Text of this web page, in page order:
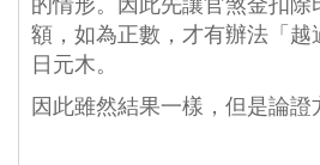
額，如為正數，才有辦法「
日元木。
因此雖然結果一樣，但是論證